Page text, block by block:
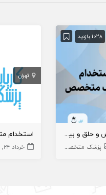
1028 بازدید
استخدام متخصص گوش و حلق و بینی در درمانگاه
پزشک متخصص
تهران
خرداد ۲۴, ۱۴۰۵